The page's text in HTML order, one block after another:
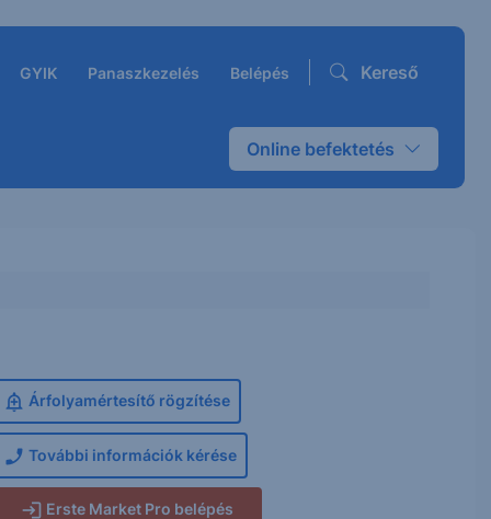
GYIK Panaszkezelés Belépés Kereső
Online befektetés
Árfolyamértesítő rögzítése
További információk kérése
Erste Market Pro belépés